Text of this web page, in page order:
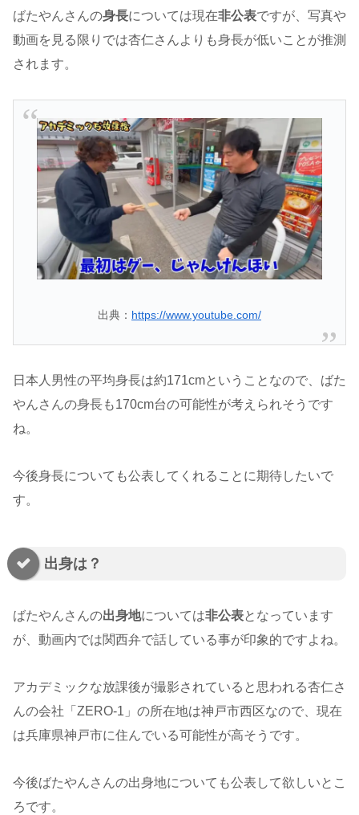
ばたやんさんの身長については現在非公表ですが、写真や
動画を見る限りでは杏仁さんよりも身長が低いことが推測
されます。
出典： https://www.youtube.com/
日本人男性の平均身長は約171cmということなので、ばた
やんさんの身長も170cm台の可能性が考えられそうです
ね。
今後身長についても公表してくれることに期待したいで
す。
出身は？
ばたやんさんの出身地については非公表となっています
が、動画内では関西弁で話している事が印象的ですよね。
アカデミックな放課後が撮影されていると思われる杏仁さ
んの会社「ZERO-1」の所在地は神戸市西区なので、現在
は兵庫県神戸市に住んでいる可能性が高そうです。
今後ばたやんさんの出身地についても公表して欲しいとこ
ろです。